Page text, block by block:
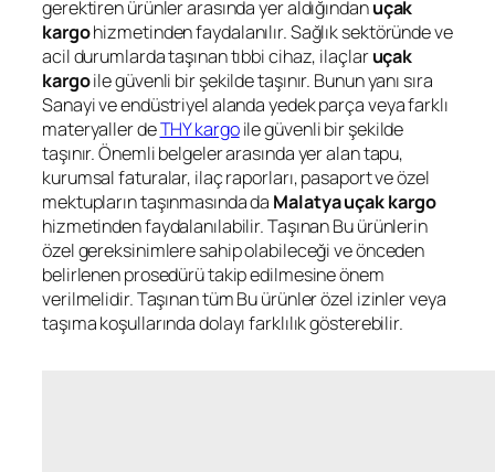
gerektiren ürünler arasında yer aldığındanuçak
kargohizmetinden faydalanılır. Sağlık sektöründe ve
acil durumlarda taşınan tıbbi cihaz, ilaçlaruçak
kargoile güvenli bir şekilde taşınır. Bunun yanı sıra
Sanayi ve endüstriyel alanda yedek parça veya farklı
materyaller deTHY kargoile güvenli bir şekilde
taşınır. Önemli belgeler arasında yer alan tapu,
kurumsal faturalar, ilaç raporları, pasaport ve özel
mektupların taşınmasında da Malatya uçak kargo
hizmetinden faydalanılabilir. Taşınan Bu ürünlerin
özel gereksinimlere sahip olabileceği ve önceden
belirlenen prosedürü takip edilmesine önem
verilmelidir. Taşınan tüm Bu ürünler özel izinler veya
taşıma koşullarında dolayı farklılık gösterebilir.